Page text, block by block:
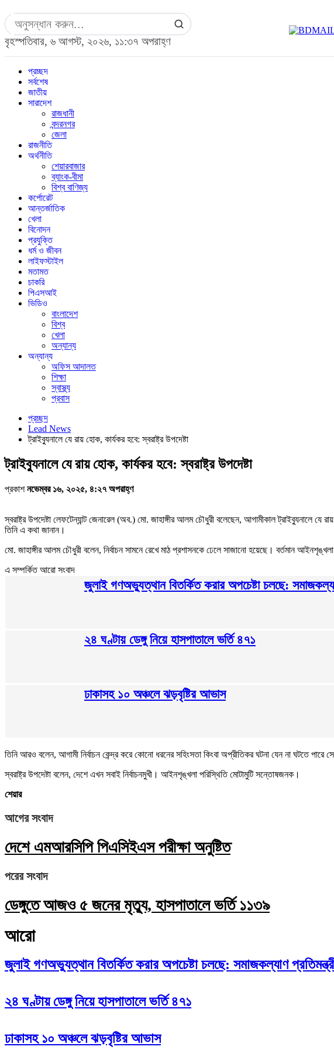
বৃহস্পতিবার, ৬ আগস্ট, ২০২৬, ১১:৩৭ অপরাহ্ণ
প্রচ্ছদ
সর্বশেষ
জাতীয়
সারাদেশ
রাজধানী
বন্দরনগর
জেলা
রাজনীতি
অর্থনীতি
শেয়ারবাজার
ব্যাংক-বীমা
বিশ্ব বাণিজ্য
কর্পোরেট
আন্তর্জাতিক
খেলা
বিনোদন
প্রযুক্তি
ধর্ম ও জীবন
লাইফস্টাইল
মতামত
চাকরি
পিএসআই
ভিডিও
বাংলাদেশ
বিশ্ব
খেলা
অন্যান্য
অন্যান্য
অফিস আদালত
শিক্ষা
স্বাস্থ্য
প্রবাস
প্রচ্ছদ
Lead News
ট্রাইব্যুনালে যে রায় হোক, কার্যকর হবে: স্বরাষ্ট্র উপদেষ্টা
ট্রাইব্যুনালে যে রায় হোক, কার্যকর হবে: স্বরাষ্ট্র উপদেষ্টা
প্রকাশনভেম্বর ১৬, ২০২৫, ৪:২৭ অপরাহ্ণ
স্বরাষ্ট্র উপদেষ্টা লেফটেন্যান্ট জেনারেল (অব.) মো. জাহাঙ্গীর আলম চৌধুরী বলেছেন, আগামীকাল ট্রাইব্যুনালে যে
তিনি এ কথা জানান।
মো. জাহাঙ্গীর আলম চৌধুরী বলেন, নির্বাচন সামনে রেখে মাঠ প্রশাসনকে ঢেলে সাজানো হয়েছে। বর্তমান আইনশৃঙ্খলা
এ সম্পর্কিত আরো সংবাদ
জুলাই গণঅভ্যুত্থান বিতর্কিত করার অপচেষ্টা চলছে:
২৪ ঘণ্টায় ডেঙ্গু নিয়ে হাসপাতালে ভর্তি ৪৭১
ঢাকাসহ ১০ অঞ্চলে ঝড়বৃষ্টির আভাস
তিনি আরও বলেন, আগামী নির্বাচন কেন্দ্র করে কোনো ধরনের সহিংসতা কিংবা অপ্রীতিকর ঘটনা যেন না ঘটতে পারে সে
স্বরাষ্ট্র উপদেষ্টা বলেন, দেশে এখন সবাই নির্বাচনমুখী। আইনশৃঙ্খলা পরিস্থিতি মোটামুটি সন্তোষজনক।
শেয়ার
আগের সংবাদ
দেশে এমআরসিপি পিএসিইএস পরীক্ষা অনুষ্টিত
পরের সংবাদ
ডেঙ্গুতে আজও ৫ জনের মৃত্যু, হাসপাতালে ভর্তি ১১৩৯
আরো
জুলাই গণঅভ্যুত্থান বিতর্কিত করার অপচেষ্টা চলছে: সমাজকল্যাণ
২৪ ঘণ্টায় ডেঙ্গু নিয়ে হাসপাতালে ভর্তি ৪৭১
ঢাকাসহ ১০ অঞ্চলে ঝড়বৃষ্টির আভাস